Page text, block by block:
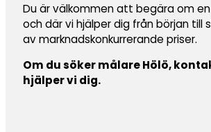
Du är välkommen att begära om
och där vi hjälper dig från början
av marknadskonkurrerande priser.
Om du söker målare Hölö,
hjälper vi dig.